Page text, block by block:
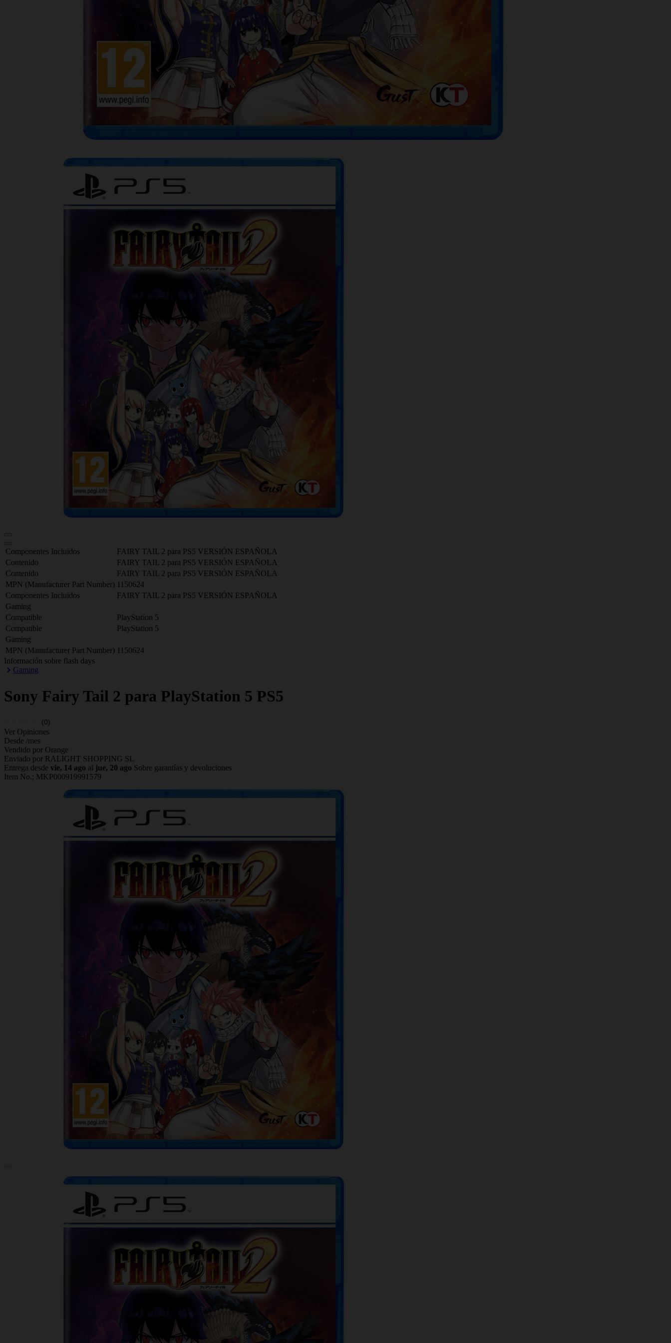
Componentes Incluidos
FAIRY TAIL 2 para PS5 VERSIÓN ESPAÑOLA
Contenido
FAIRY TAIL 2 para PS5 VERSIÓN ESPAÑOLA
Contenido
FAIRY TAIL 2 para PS5 VERSIÓN ESPAÑOLA
MPN (Manufacturer Part Number) 1150624
Componentes Incluidos
FAIRY TAIL 2 para PS5 VERSIÓN ESPAÑOLA
Gaming
Compatible
PlayStation 5
Compatible
PlayStation 5
Gaming
MPN (Manufacturer Part Number) 1150624
Información sobre flash days
Gaming
Sony Fairy Tail 2 para PlayStation 5 PS5
(0)
Ver Opiniones
Desde /mes
Vendido por Orange
Enviado por RALIGHT SHOPPING SL
Entrega desde vie, 14 ago al jue, 20 ago Sobre garantías y devoluciones
Item No.; MKP000919991579